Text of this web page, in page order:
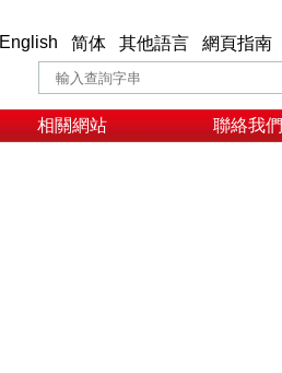
English 简体 其他語言 網頁指南
相關網站 聯絡我們